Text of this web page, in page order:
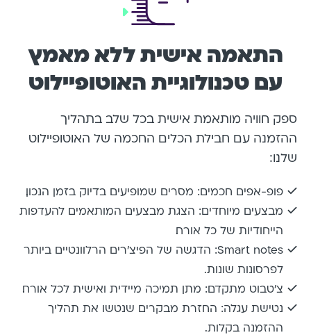
התאמה אישית ללא מאמץ
עם טכנולוגיית האוטופיילוט
ספק חוויה מותאמת אישית בכל שלב בתהליך
ההזמנה עם חבילת הכלים החכמה של האוטופיילוט
שלנו:
פופ-אפים חכמים: מסרים שמופיעים בדיוק בזמן הנכון.
מבצעים מיוחדים: הצגת מבצעים המותאמים להעדפות
הייחודיות של כל אורח.
Smart notes: הדגשה של הפיצ'רים הרלוונטיים ביותר
לפרסונות שונות.
צ'טבוט מתקדם: מתן תמיכה מיידית ואישית לכל אורח.
נטישת עגלה: החזרת מבקרים שנטשו את תהליך
ההזמנה בקלות.